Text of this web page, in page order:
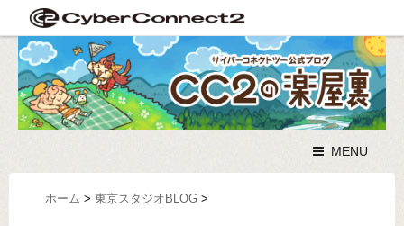
MENU
ホーム > 東京スタジオBLOG >